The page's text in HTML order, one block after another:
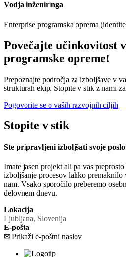
OpenClaw utrjevanje
Od startup kaosa do
Sodobni pristopi k
Priročnik za odziv na
Raziskujte naše razmišljanje
Trendi presoj in strategije
AI upravljanje premik v
Vodja inženiringa
Enterprise programska oprema
Povečajte učinkovitost
programske opreme!
Prepoznajte področja za izboljšave v
strukturah ekip. Stopite v stik z nami
Pogovorite se o vaših razvojnih ciljih
Stopite v stik
Ste pripravljeni izboljšati svoje
Imate jasen projekt ali pa vas
izboljšanje procesov lahko
nam. Vsako sporočilo preberemo
delovnem dnevu.
Lokacija
Ljubljana, Slovenija
E-pošta
✉ Prikaži e-poštni naslov